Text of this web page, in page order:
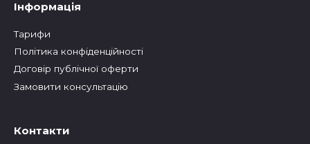
Інформація
Тарифи
Політика конфіденційності
Договір публічної оферти
Замовити консультацію
Контакти